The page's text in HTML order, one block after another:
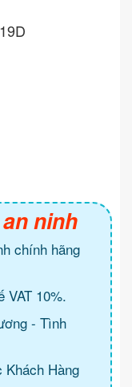
ninh
chính hãng
VAT 10%.
- Tình
Khách Hàng